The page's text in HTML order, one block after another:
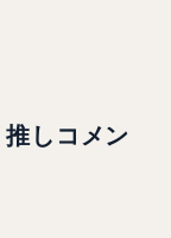
しコメン